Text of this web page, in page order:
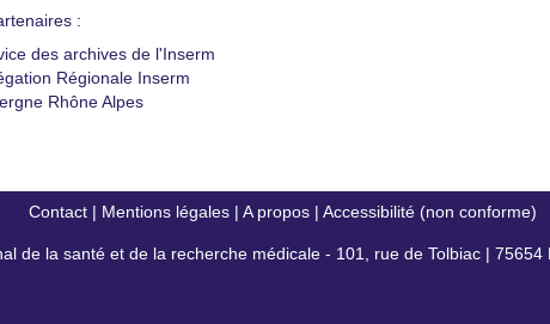
:
des archives de l'Inserm
Régionale Inserm
Rhône Alpes
Contact| Mentions légales| A propos| Accessibilité (non conforme)
de la santé et de la recherche médicale - 101, rue de Tolbiac | 75654